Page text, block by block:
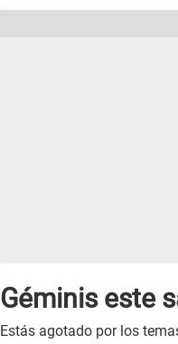
Géminis este
Estás agotado por los